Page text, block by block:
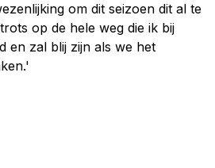
om dit seizoen dit al te
op de hele weg die ik bij
en zal blij zijn als we het